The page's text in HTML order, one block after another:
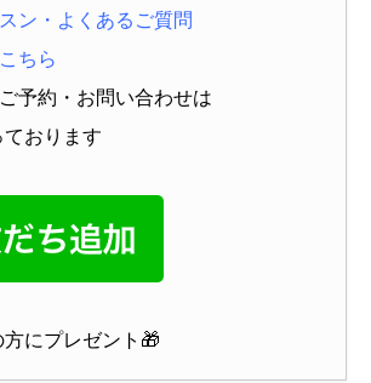
ン・よくあるご質問
ちら
予約・お問い合わせは
おります
にプレゼント🎁